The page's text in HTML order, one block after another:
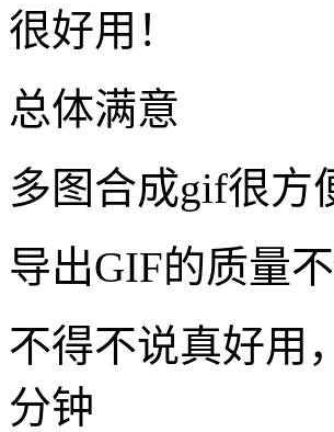
很好用！
总体满意
多图合成gif很方
导出GIF的质量
不得不说真好用
分钟